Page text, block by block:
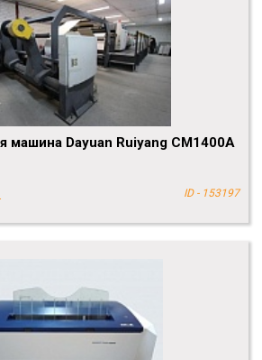
машина Dayuan Ruiyang CM1400A
ID - 153197